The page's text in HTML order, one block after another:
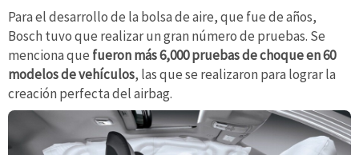
Para el desarrollo de la bolsa de aire, que fue de años,
Bosch tuvo que realizar un gran número de pruebas. Se
menciona que fueron más 6,000 pruebas de choque en 60
modelos de vehículos, las que se realizaron para lograr la
creación perfecta del airbag.